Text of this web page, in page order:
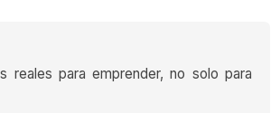
reales para emprender, no solo para